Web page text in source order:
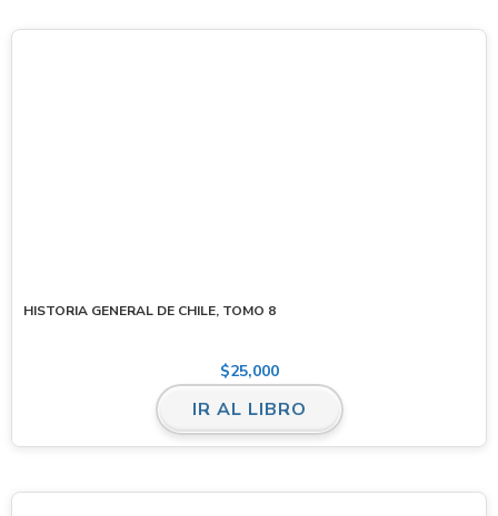
HISTORIA GENERAL DE CHILE, TOMO 8
$25,000
IR AL LIBRO